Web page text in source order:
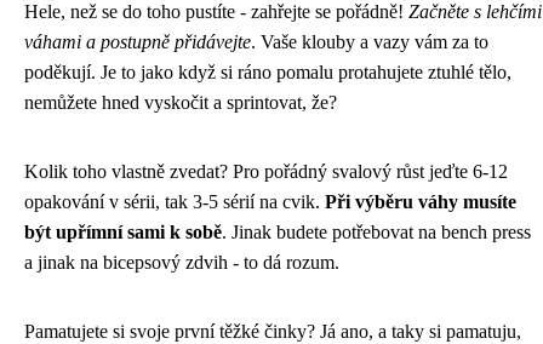
Hele, než se do toho pustíte - zahřejte se pořádně! Začněte s lehčími
váhami a postupně přidávejte. Vaše klouby a vazy vám za to
poděkují. Je to jako když si ráno pomalu protahujete ztuhlé tělo,
nemůžete hned vyskočit a sprintovat, že?
Kolik toho vlastně zvedat? Pro pořádný svalový růst jeďte 6-12
opakování v sérii, tak 3-5 sérií na cvik. Při výběru váhy musíte
být upřímní sami k sobě. Jinak budete potřebovat na bench press
a jinak na bicepsový zdvih - to dá rozum.
Pamatujete si svoje první těžké činky? Já ano, a taky si pamatuju,